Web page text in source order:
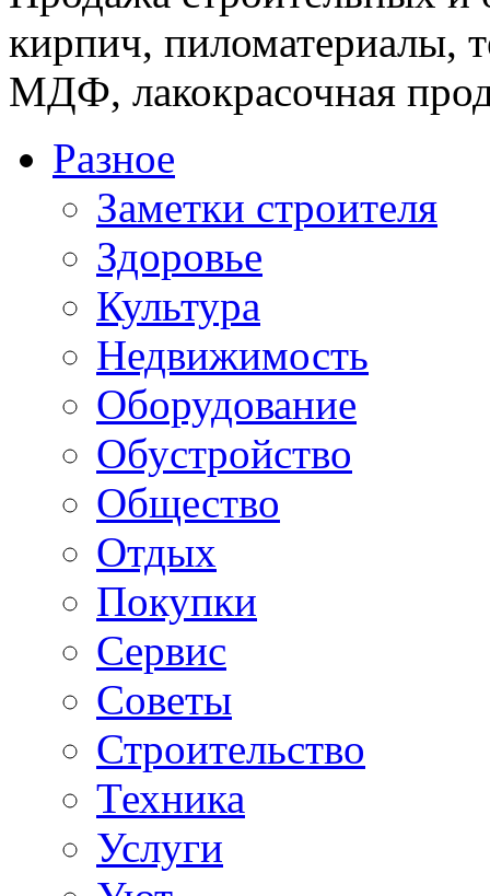
кирпич, пиломатериалы,
МДФ, лакокрасочная
Разное
Заметки строителя
Здоровье
Культура
Недвижимость
Оборудование
Обустройство
Общество
Отдых
Покупки
Сервис
Советы
Строительство
Техника
Услуги